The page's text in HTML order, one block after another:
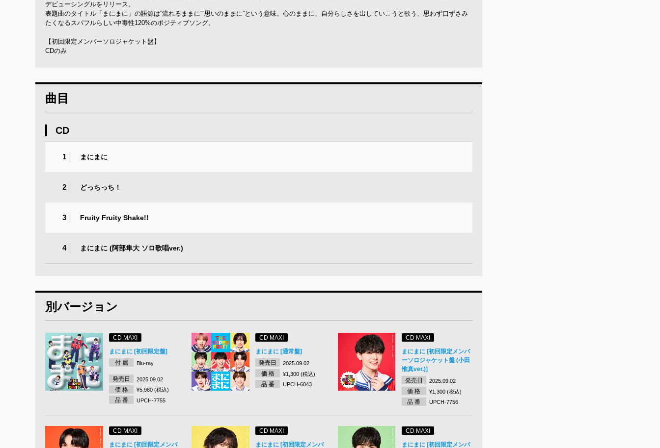
デビューシングルをリリース。
表題曲のタイトル「まにまに」の語源は”流れるままに“”思いのままに”という意味。心のままに、自分らしさを出していこうと歌う、思わず口ずさみ
たくなるスパフルらしい中毒性120%のポジティブソング。
【初回限定メンバーソロジャケット盤】
CDのみ
曲目
CD
1 まにまに
2 どっちっち！
3 Fruity Fruity Shake!!
4 まにまに (阿部隼大 ソロ歌唱ver.)
別バージョン
CD MAXI
まにまに [初回限定盤]
付 属
Blu-ray
発売日 2025.09.02
価 格 ¥5,980 (税込)
品 番 UPCH-7755
CD MAXI
まにまに [通常盤]
発売日
2025.09.02
価 格 ¥1,300 (税込)
品 番 UPCH-6043
CD MAXI
まにまに [初回限定メンバ
ーソロジャケット盤 (小田
惟真ver.)]
発売日
2025.09.02
価 格 ¥1,300 (税込)
品 番 UPCH-7756
CD MAXI
まにまに [初回限定メンバ
CD MAXI
まにまに [初回限定メンバ
CD MAXI
まにまに [初回限定メンバ